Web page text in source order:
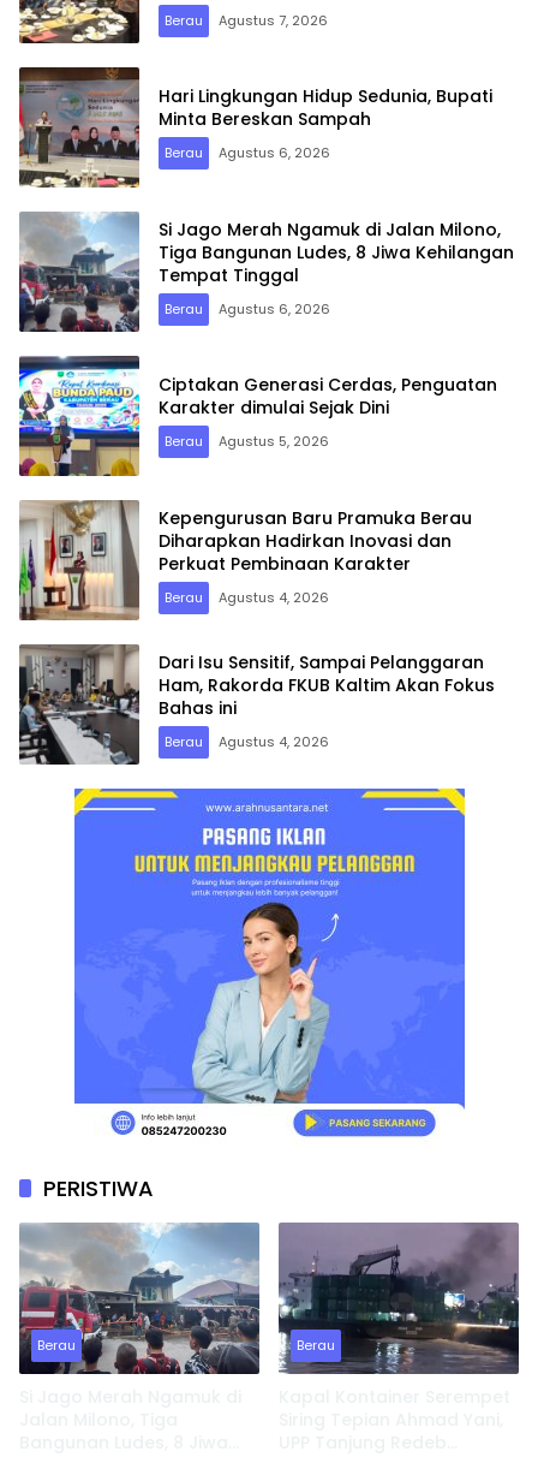
Berau Agustus 7, 2026
Hari Lingkungan Hidup Sedunia, Bupati
Minta Bereskan Sampah
Berau Agustus 6, 2026
Si Jago Merah Ngamuk di Jalan Milono,
Tiga Bangunan Ludes, 8 Jiwa Kehilangan
Tempat Tinggal
Berau Agustus 6, 2026
Ciptakan Generasi Cerdas, Penguatan
Karakter dimulai Sejak Dini
Berau Agustus 5, 2026
Kepengurusan Baru Pramuka Berau
Diharapkan Hadirkan Inovasi dan
Perkuat Pembinaan Karakter
Berau Agustus 4, 2026
Dari Isu Sensitif, Sampai Pelanggaran
Ham, Rakorda FKUB Kaltim Akan Fokus
Bahas ini
Berau Agustus 4, 2026
PERISTIWA
Berau Berau